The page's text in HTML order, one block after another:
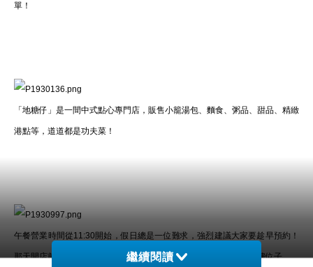
單！
「地糖仔」是一間中式點心專門店，販售小籠湯包、麵食、粥品、甜品、精緻
港點等，道道都是功夫菜！
午餐營業時間從11:30開始，假日總是一位難求，強烈建議大家要趁早預約！
那天開店前，我聽見店員回覆現場登記的來客，一樓已訂滿只剩二樓位子。
繼續閱讀